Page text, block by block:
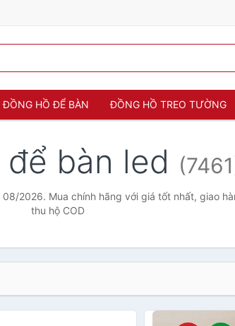
ĐỒNG HỒ ĐỂ BÀN ĐỒNG HỒ TREO TƯỜNG
bàn led
2026. Mua chính hãng với giá tốt nhất, giao
thu hộ COD